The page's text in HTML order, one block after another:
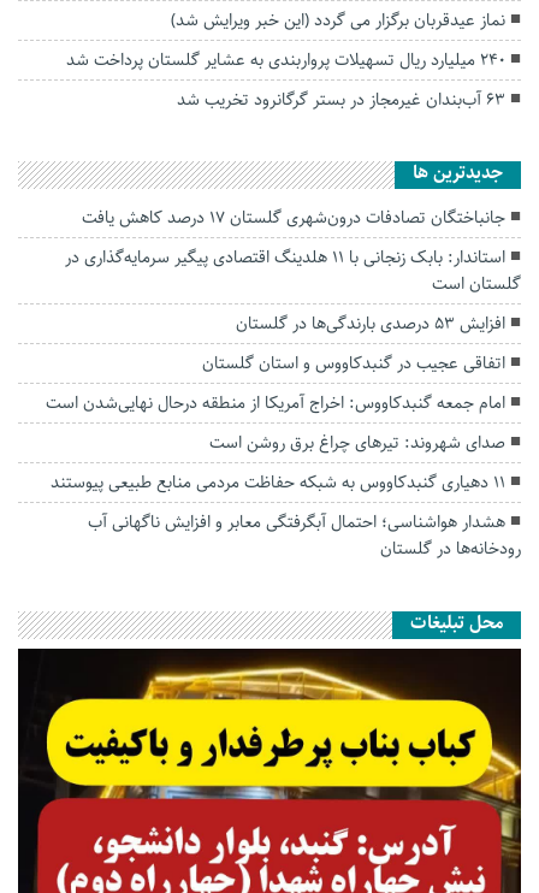
نماز عیدقربان برگزار می گردد (این خبر ویرایش شد)
۲۴۰ میلیارد ریال تسهیلات پرواربندی به عشایر گلستان پرداخت شد
۶۳ آب‌بندان غیرمجاز در بستر گرگانرود تخریب شد
جديدترين ها
جانباختگان تصادفات درون‌شهری گلستان ۱۷ درصد کاهش یافت
استاندار: بابک زنجانی با ۱۱ هلدینگ اقتصادی پیگیر سرمایه‌گذاری در
گلستان است
افزایش ۵۳ درصدی بارندگی‌ها در گلستان
اتفاقی عجیب در‌ گنبدکاووس و استان گلستان
امام جمعه گنبدکاووس: اخراج آمریکا از منطقه درحال نهایی‌شدن است
صدای شهروند: تیرهای چراغ برق روشن است
۱۱ دهیاری گنبدکاووس به شبکه حفاظت مردمی منابع طبیعی پیوستند
هشدار هواشناسی؛ احتمال آبگرفتگی معابر و افزایش ناگهانی آب
رودخانه‌ها در گلستان
محل تبلیغات